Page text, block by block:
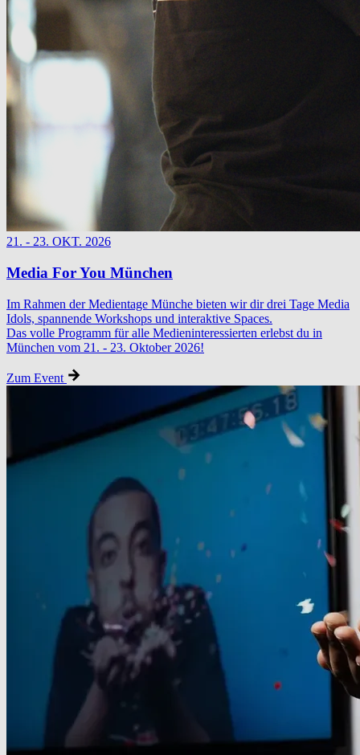
21. - 23. OKT. 2026
Media For You München
Im Rahmen der Medientage Münche bieten wir dir drei Tage Media
Idols, spannende Workshops und interaktive Spaces.
Das volle Programm für alle Medieninteressierten erlebst du in
München vom 21. - 23. Oktober 2026!
Zum Event